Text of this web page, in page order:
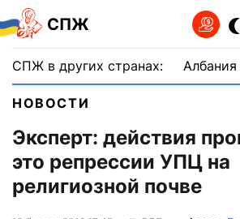
СПЖ
СПЖ в других странах: Албания
НОВОСТИ
Эксперт: действия
это репрессии УПЦ на
религиозной почве